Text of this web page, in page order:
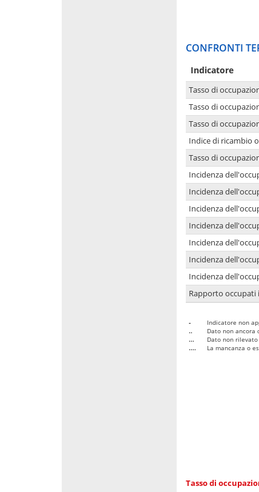
CONFRONTI
Indicatore
Tasso di
Tasso di
Tasso di
Indice di ricambio
Tasso di
Incidenza
Incidenza
Incidenza
Incidenza
Incidenza
Incidenza
Incidenza
Rapporto
-
Indicatore non
..
Dato non ancora
...
Dato non rilevato
....
La mancanza o
Tasso di